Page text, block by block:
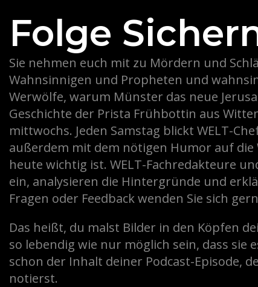
Folge
Sie nehmen euch mit zu Mördern und
Wahnsinnigen und Propheten und
Werwölfe, warum Münster das neue
Geschichte der Prista Frühbottin aus
mittwochs. Jeden Samstag blickt WELT-
außerdem mit dem nötigen Humor auf die
heute wichtig ist. WELT-Fachredakteure
ein, analysieren die Hintergründe und
Fragen oder Feedback wenden Sie sich
Das heißt, du malst Bilder in den Köpfen
so lebendig wie nur möglich sein, dass
schon der Inhalt deiner Podcast-Episode,
notierst.